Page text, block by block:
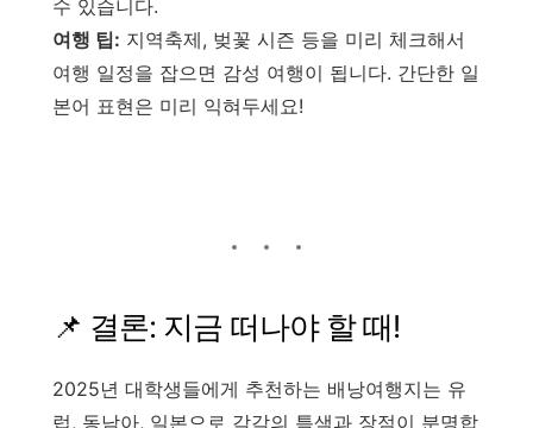
수 있습니다.
여행 팁: 지역축제, 벚꽃 시즌 등을 미리 체크해서
여행 일정을 잡으면 감성 여행이 됩니다. 간단한 일
본어 표현은 미리 익혀두세요!
📌 결론: 지금 떠나야 할 때!
2025년 대학생들에게 추천하는 배낭여행지는 유
럽, 동남아, 일본으로 각각의 특색과 장점이 분명합